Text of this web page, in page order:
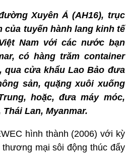
Xuyên Á (AH16), trục
của tuyến hành lang kinh tế
Nam với các nước bạn
có hàng trăm container
cửa khẩu Lao Bảo đưa
sản, quặng xuôi xuống
hoặc, đưa máy móc,
Lan, Myanmar.
hình thành (2006) với kỳ
mại sôi động thúc đẩy